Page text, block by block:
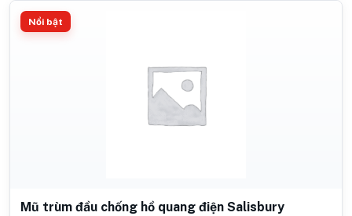
Nổi bật
Mũ trùm đầu chống hồ quang điện Salisbury